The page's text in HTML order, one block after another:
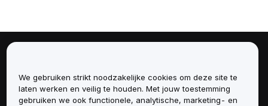
Diensten
We gebruiken strikt noodzakelijke cookies om deze site te
laten werken en veilig te houden. Met jouw toestemming
gebruiken we ook functionele, analytische, marketing- en